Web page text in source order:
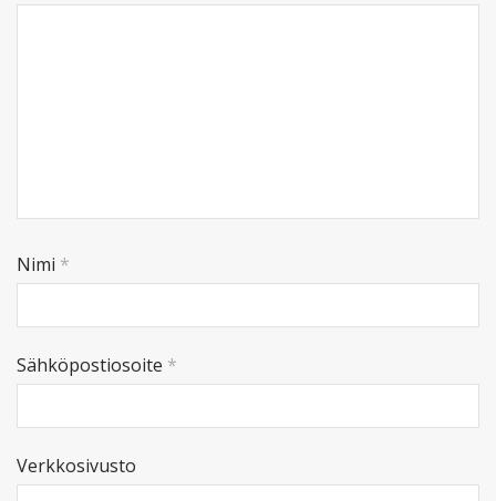
Nimi *
Sähköpostiosoite *
Verkkosivusto